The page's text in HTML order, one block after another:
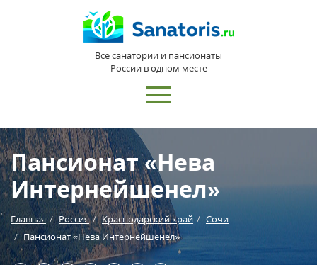
Все санатории и пансионаты
России в одном месте
Пансионат «Нева
Интернейшенел»
Главная Россия Краснодарский край
Сочи
Пансионат «Нева Интернейшенел»